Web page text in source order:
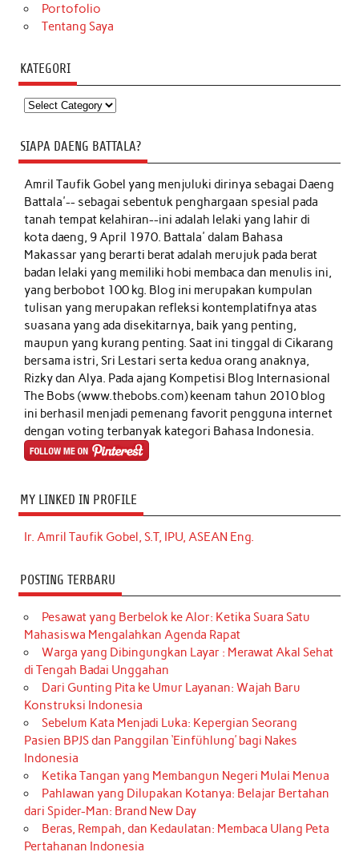
Portofolio
Tentang Saya
KATEGORI
Kategori
SIAPA DAENG BATTALA?
Amril Taufik Gobelyang menjuluki dirinya sebagai Daeng
Battala'-- sebagai sebentuk penghargaan spesial pada
tanah tempat kelahiran--ini adalah lelaki yang lahir di
kota daeng, 9 April 1970. Battala' dalam Bahasa
Makassar yang berarti berat adalah merujuk pada berat
badan lelaki yang memiliki hobi membaca dan menulis ini,
yang berbobot 100 kg. Blog ini merupakan kumpulan
tulisan yang merupakan refleksi kontemplatifnya atas
suasana yang ada disekitarnya, baik yang penting,
maupun yang kurang penting. Saat ini tinggal di Cikarang
bersama istri, Sri Lestari serta kedua orang anaknya,
Rizky dan Alya. Pada ajang Kompetisi Blog Internasional
The Bobs (www.thebobs.com) keenam tahun 2010 blog
ini berhasil menjadi pemenang favorit pengguna internet
dengan voting terbanyak kategori Bahasa Indonesia.
MY LINKED IN PROFILE
Ir. Amril Taufik Gobel, S.T, IPU, ASEAN Eng.
POSTING TERBARU
Pesawat yang Berbelok ke Alor: Ketika Suara Satu
Mahasiswa Mengalahkan Agenda Rapat
Warga yang Dibingungkan Layar : Merawat Akal Sehat
di Tengah Badai Unggahan
Dari Gunting Pita ke Umur Layanan: Wajah Baru
Konstruksi Indonesia
Sebelum Kata Menjadi Luka: Kepergian Seorang
Pasien BPJS dan Panggilan ‘Einfühlung’ bagi Nakes
Indonesia
Ketika Tangan yang Membangun Negeri Mulai Menua
Pahlawan yang Dilupakan Kotanya: Belajar Bertahan
dari Spider-Man: Brand New Day
Beras, Rempah, dan Kedaulatan: Membaca Ulang Peta
Pertahanan Indonesia